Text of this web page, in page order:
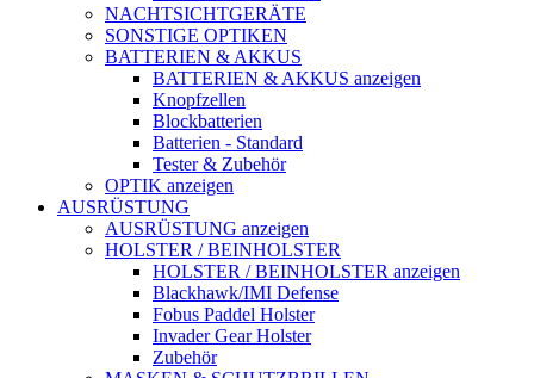
NACHTSICHTGERÄTE
SONSTIGE OPTIKEN
BATTERIEN & AKKUS
BATTERIEN & AKKUS anzeigen
Knopfzellen
Blockbatterien
Batterien - Standard
Tester & Zubehör
OPTIK anzeigen
AUSRÜSTUNG
AUSRÜSTUNG anzeigen
HOLSTER / BEINHOLSTER
HOLSTER / BEINHOLSTER anzeigen
Blackhawk/IMI Defense
Fobus Paddel Holster
Invader Gear Holster
Zubehör